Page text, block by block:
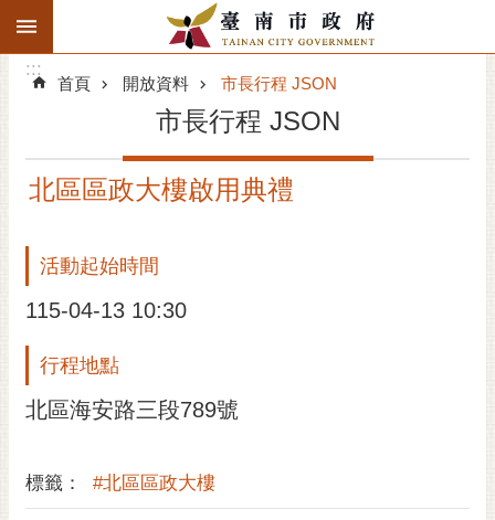
跳到主要內容區塊
搜
階
精彩府城
市府動態
市府團隊
主題服務
市政資訊
:::
:::
首頁 開放資料 市長行程 JSON
市長行程 JSON
北區區政大樓啟用典禮
活動起始時間
115-04-13 10:30
行程地點
北區海安路三段789號
標籤： #北區區政大樓